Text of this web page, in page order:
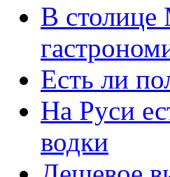
В столице
Есть ли
На Руси
водки